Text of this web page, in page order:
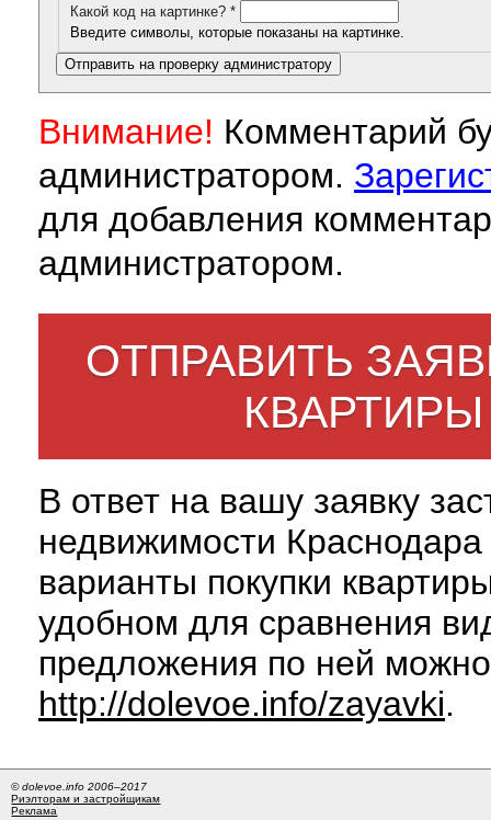
Какой код на картинке? *
Введите символы, которые показаны на картинке.
Внимание! Комментарий
администратором.
для добавления
администратором.
ОТПРАВИТЬ
В ответ на вашу заявку
недвижимости
варианты покупки
удобном для сравнения
предложения по ней
http://dolevoe.info/zayavki.
© dolevoe.info 2006–2017
Риэлторам и застройщикам
Реклама